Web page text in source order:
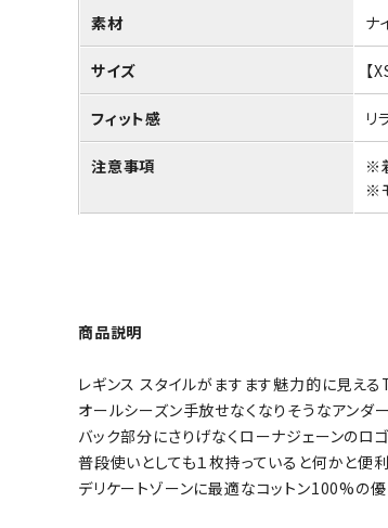
素材 ナ
サイズ 【
フィット感 リ
注意事項
※
※
商品説明
レギンス スタイルがますます魅力的に見える
オールシーズン手放せなくなりそうなアンダー
バック部分にさりげなくローナジェーンのロ
普段使いとしても１枚持っていると何かと便利
デリケートゾーンに最適なコットン100%の優